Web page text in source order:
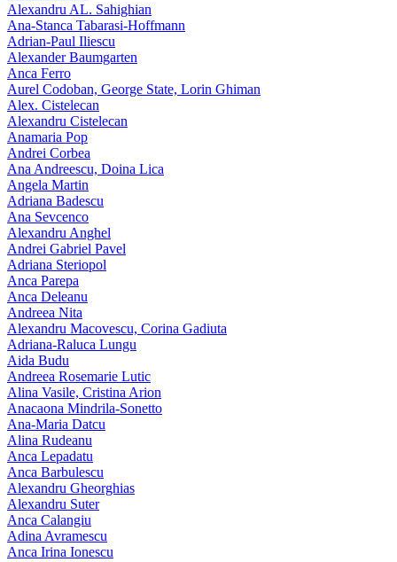
Alexandru AL. Sahighian
Ana-Stanca Tabarasi-Hoffmann
Adrian-Paul Iliescu
Alexander Baumgarten
Anca Ferro
Aurel Codoban, George State, Lorin Ghiman
Alex. Cistelecan
Alexandru Cistelecan
Anamaria Pop
Andrei Corbea
Ana Andreescu, Doina Lica
Angela Martin
Adriana Badescu
Ana Sevcenco
Alexandru Anghel
Andrei Gabriel Pavel
Adriana Steriopol
Anca Parepa
Anca Deleanu
Andreea Nita
Alexandru Macovescu, Corina Gadiuta
Adriana-Raluca Lungu
Aida Budu
Andreea Rosemarie Lutic
Alina Vasile, Cristina Arion
Anacaona Mindrila-Sonetto
Ana-Maria Datcu
Alina Rudeanu
Anca Lepadatu
Anca Barbulescu
Alexandru Gheorghias
Alexandru Suter
Anca Calangiu
Adina Avramescu
Anca Irina Ionescu